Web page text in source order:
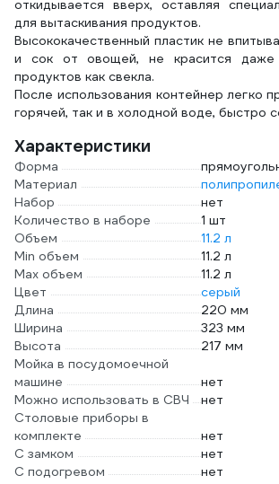
откидывается вверх, оставляя
для вытаскивания продуктов.
Высококачественный пластик не
и сок от овощей, не красится даже
продуктов как свекла.
После использования контейнер легко
горячей, так и в холодной воде, быстро
Характеристики
Форма
Материал
Набор
нет
Количество в наборе
1 шт
Объем
11.2 л
Min объем
11.2 л
Max объем
11.2 л
Цвет
серый
Длина
220 мм
Ширина
323 мм
Высота
217 мм
Мойка в посудомоечной
машине
нет
Можно использовать в СВЧ
нет
Столовые приборы в
комплекте
нет
С замком
нет
С подогревом
нет